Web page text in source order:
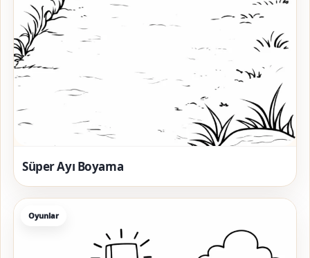
Süper Ayı Boyama
Oyunlar